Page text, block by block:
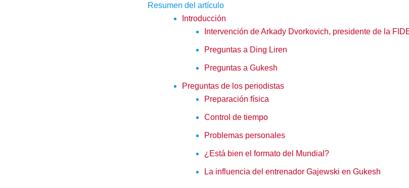
b e
d
Resumen del artículo
Introducción
Intervención de Arkady Dvorkovich, presidente de la
Preguntas a Ding Liren
Preguntas a Gukesh
Preguntas de los periodistas
Preparación física
Control de tiempo
Problemas personales
¿Está bien el formato del Mundial?
La influencia del entrenador Gajewski en Gukesh